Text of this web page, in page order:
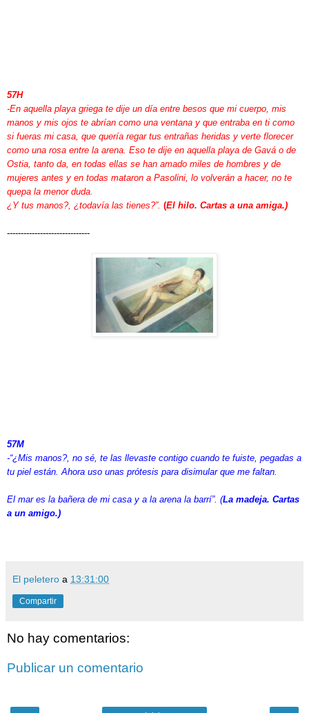
57H
-En aquella playa griega te dije un día entre besos que mi cuerpo, mis
manos y mis ojos te abrían como una ventana y que entraba en ti como
si fueras mi casa, que quería regar tus entrañas heridas y verte florecer
como una rosa entre la arena. Eso te dije en aquella playa de Gavá o de
Ostia, tanto da, en todas ellas se han amado miles de hombres y de
mujeres antes y en todas mataron a Pasolini, lo volverán a hacer, no te
quepa la menor duda.
¿Y tus manos?, ¿todavía las tienes?”. (El hilo. Cartas a una amiga.)
------------------------------
57M
-“¿Mis manos?, no sé, te las llevaste contigo cuando te fuiste, pegadas a
tu piel están. Ahora uso unas prótesis para disimular que me faltan.
El mar es la bañera de mi casa y a la arena la barrí”. (La madeja. Cartas
a un amigo.)
El peletero a 13:31:00
Compartir
No hay comentarios:
Publicar un comentario